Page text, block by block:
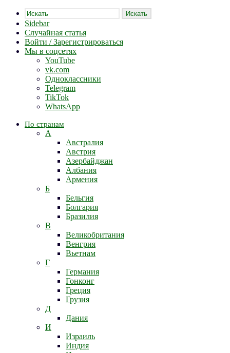
Искать
Sidebar
Случайная статья
Войти / Зарегистрироваться
Мы в соцсетях
YouTube
vk.com
Одноклассники
Telegram
TikTok
WhatsApp
По странам
А
Австралия
Австрия
Азербайджан
Албания
Армения
Б
Бельгия
Болгария
Бразилия
В
Великобритания
Венгрия
Вьетнам
Г
Германия
Гонконг
Греция
Грузия
Д
Дания
И
Израиль
Индия